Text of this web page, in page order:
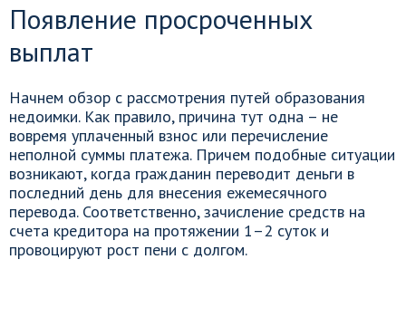
Появление просроченных
выплат
Начнем обзор с рассмотрения путей образования
недоимки. Как правило, причина тут одна – не
вовремя уплаченный взнос или перечисление
неполной суммы платежа. Причем подобные ситуации
возникают, когда гражданин переводит деньги в
последний день для внесения ежемесячного
перевода. Соответственно, зачисление средств на
счета кредитора на протяжении 1–2 суток и
провоцируют рост пени с долгом.